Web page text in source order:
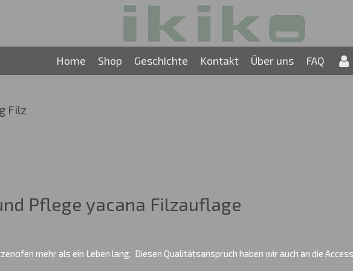
Home Shop Geschichte Kontakt Über uns FAQ
Filz
Pflege yacana Filzauflage
mehr als ein Leben lang. Diesen Qualitätsanspruch haben wir auch an die